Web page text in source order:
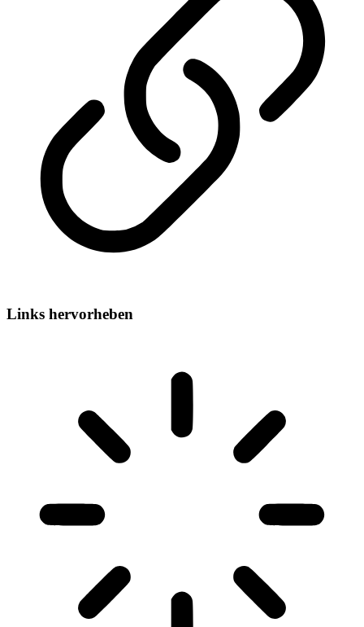
Links hervorheben